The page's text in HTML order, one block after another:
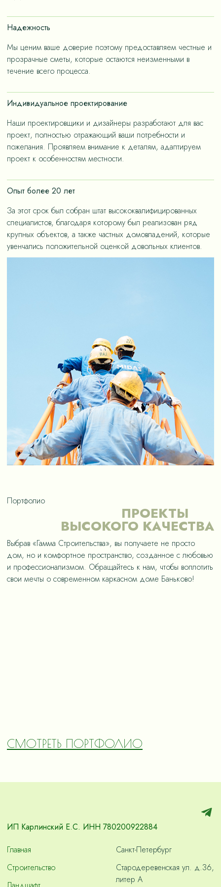
счет дизайнерских решений, ориентированных на
«медленную моду».
Надежность
Мы ценим ваше доверие поэтому предоставляем честные и
прозрачные сметы, которые остаются неизменными в
течение всего процесса.
Индивидуальное проектирование
Наши проектировщики и дизайнеры разработают для вас
проект, полностью отражающий ваши потребности и
пожелания. Проявляем внимание к деталям, адаптируем
проект к особенностям местности.
Опыт более 20 лет
За этот срок был собран штат высококвалифицированных
специалистов, благодаря которому был реализован ряд
крупных объектов, а также частных домовладений, которые
увенчались положительной оценкой довольных клиентов.
Портфолио
ПРОЕКТЫ
ВЫСОКОГО КАЧЕСТВА
Выбрав «Гамма Строительства», вы получаете не просто
дом, но и комфортное пространство, созданное с любовью
и профессионализмом. Обращайтесь к нам, чтобы воплотить
свои мечты о современном каркасном доме Баньково!
СМОТРЕТЬ ПОРТФОЛИО
ИП Карлинский Е.С. ИНН 780200922884
Главная
Строительство
Санкт-Петербург
Стародеревенская ул. д.36,
литер А